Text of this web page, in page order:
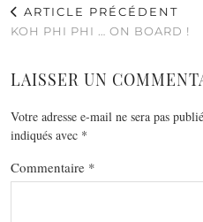
ARTICLE PRÉCÉDENT
KOH PHI PHI … ON BOARD !
LAISSER UN
Votre adresse e-mail ne sera pas
indiqués avec *
Commentaire *